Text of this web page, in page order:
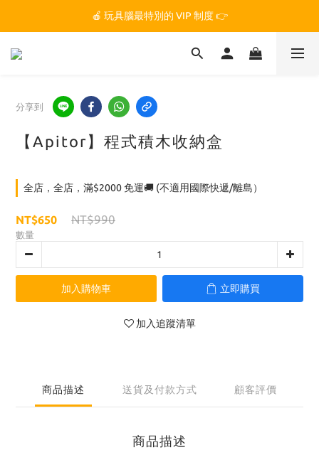
🏆 玩具腦是全台第一個獲得 STEM.org 教育平台
🍎 玩具腦最特別的 VIP 制度 👉
🏆 玩具腦是全台第一個獲得 STEM.org 教育平台
分享到
【Apitor】程式積木收納盒
全店，全店，滿$2000 免運🚚 (不適用國際快遞/離島）
NT$650 NT$990
數量
加入購物車 立即購買
加入追蹤清單
商品描述 送貨及付款方式 顧客評價
商品描述